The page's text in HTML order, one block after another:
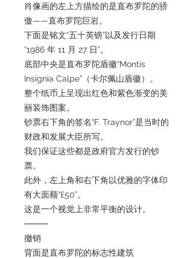
肖像画的左上方描绘的是直布罗陀的骄
傲——直布罗陀巨岩。
下面是铭文“五十英镑”以及发行日期
“1986 年 11 月 27 日”。
底部中央是直布罗陀盾徽“Montis
Insignia Calpe”（卡尔佩山盾徽）。
整个纸币上呈现出红色和紫色渐变的美
丽装饰图案。
钞票右下角的签名“F. Traynor”是当时的
财政和发展大臣所写。
我们保证这些都是政府官方发行的钞
票。
此外，左上角和右下角以优雅的字体印
有大面额“£50”。
这是一个视觉上非常平衡的设计。
⸻
撤销
背面是直布罗陀的标志性建筑